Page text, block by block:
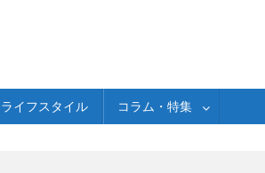
ライフスタイル コラム・特集